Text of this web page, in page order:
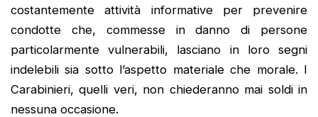
costantemente attività informative per prevenire
condotte che, commesse in danno di persone
particolarmente vulnerabili, lasciano in loro segni
indelebili sia sotto l’aspetto materiale che morale. I
Carabinieri, quelli veri, non chiederanno mai soldi in
nessuna occasione.